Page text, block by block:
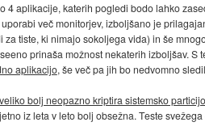
4 aplikacije, katerih pogledi bodo lahko
več monitorjev, izboljšano je
tiste, ki nimajo sokoljega vida) in še
prinaša možnost nekaterih izboljšav. S
aplikacijo, še več pa jih bo nedvomno
bolj neopazno kriptira sistemsko particijo
iz leta v leto bolj obsežna. Teste